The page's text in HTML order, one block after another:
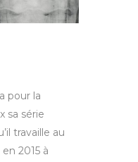
pour la
sa série
travaille au
2015 à